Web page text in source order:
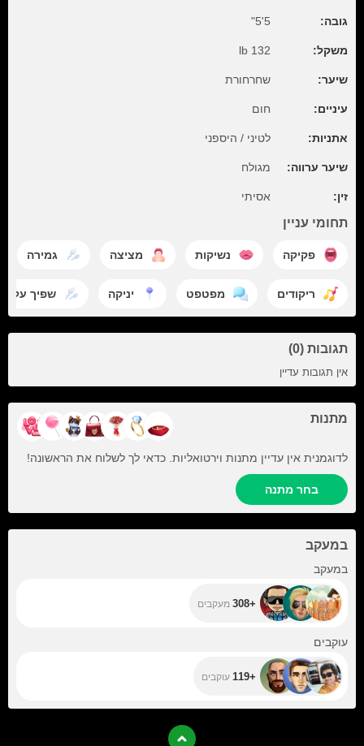
גובה: 5'5"
משקל: 132 lb
שיער: שחרחורת
עיניים: חום
אתניות: לטיני / היספני
שיער ערווה: מגולח
זין: אסיתי
תחומי עניין
פקיקה נשיקות מציצה גמירה
ריקודים מפטפט יניקה שפיך על
תגובות (0)
אין תגובות עדיין
מתנות
לדוגמנית אין עדיין מתנות וירטואליות. כדאי לך לשלוח את הראשונה!
בחר מתנה
במעקב
במעקב
+308 מעקבים
עוקבים
+119 עוקבים